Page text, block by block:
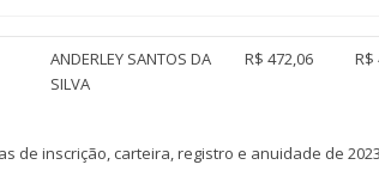
ANDERLEY SANTOS DA
SILVA
R$ 472,06 R$
de inscrição, carteira, registro e anuidade de